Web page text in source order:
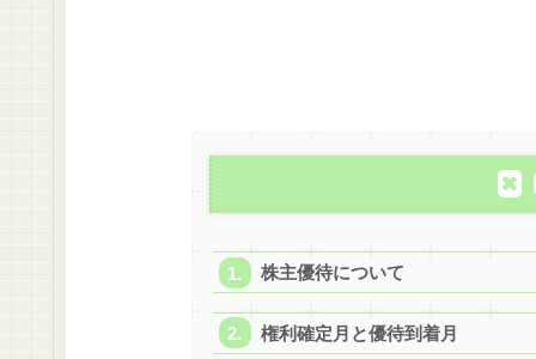
株主優待について
権利確定月と優待到着月